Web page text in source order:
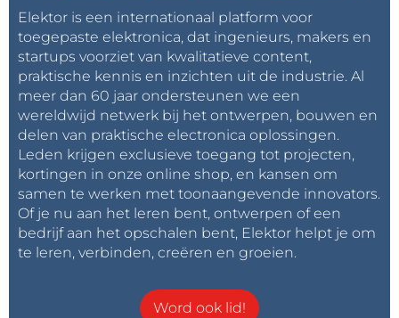
Elektor is een internationaal platform voor
toegepaste elektronica, dat ingenieurs, makers en
startups voorziet van kwalitatieve content,
praktische kennis en inzichten uit de industrie. Al
meer dan 60 jaar ondersteunen we een
wereldwijd netwerk bij het ontwerpen, bouwen en
delen van praktische electronica oplossingen.
Leden krijgen exclusieve toegang tot projecten,
kortingen in onze online shop, en kansen om
samen te werken met toonaangevende innovators.
Of je nu aan het leren bent, ontwerpen of een
bedrijf aan het opschalen bent, Elektor helpt je om
te leren, verbinden, creëren en groeien.
Word ook lid!